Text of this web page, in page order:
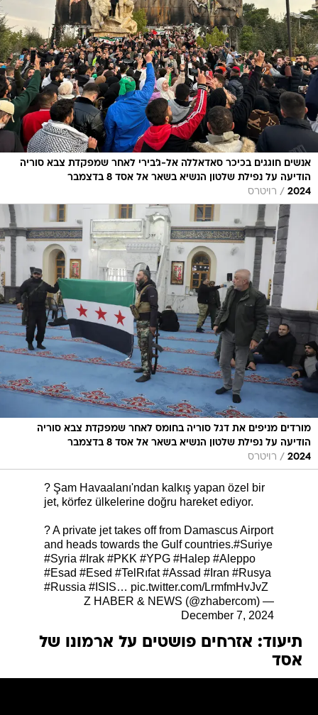
אנשים חוגגים בכיכר סאדאללה אל-ג'בירי לאחר שמפקדת צבא סוריה
הודיעה על נפילת שלטון הנשיא בשאר אל אסד 8 בדצמבר
2024
/ רויטרס
מורדים מניפים את דגל סוריה בחומס לאחר שמפקדת צבא סוריה
הודיעה על נפילת שלטון הנשיא בשאר אל אסד 8 בדצמבר
2024
/ רויטרס
? Şam Havaalanı'ndan kalkış yapan özel bir
jet, körfez ülkelerine doğru hareket ediyor.
? A private jet takes off from Damascus Airport
and heads towards the Gulf countries.#Suriye
#Syria #Irak #PKK #YPG #Halep #Aleppo
#Esad #Esed #TelRıfat #Assad #Iran #Rusya
#Russia #ISIS… pic.twitter.com/LrmfmHvJvZ
— Z HABER & NEWS (@zhabercom)
December 7, 2024
תיעוד: אזרחים פושטים על ארמונו של
אסד